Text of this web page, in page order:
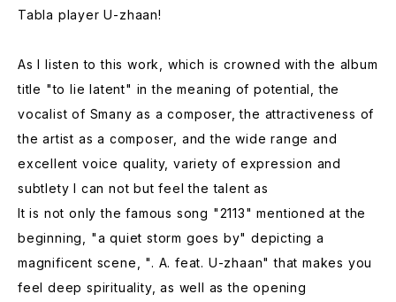
Tabla player ‪U-zhaan‬!
As I listen to this work, which is crowned with the album
title "to lie latent" in the meaning of potential, the
vocalist of Smany as a composer, the attractiveness of
the artist as a composer, and the wide range and
excellent voice quality, variety of expression and
subtlety I can not but feel the talent as
It is not only the famous song "2113" mentioned at the
beginning, "a quiet storm goes by" depicting a
magnificent scene, ". A. feat. U-zhaan" that makes you
feel deep spirituality, as well as the opening